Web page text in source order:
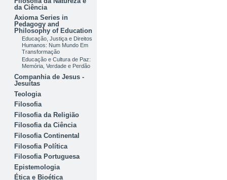
da Ciência
Axioma Series in
Pedagogy and
Philosophy of Education
Educação, Justiça e Direitos
Humanos: Num Mundo Em
Transformação
Educação e Cultura de Paz:
Memória, Verdade e Perdão
Companhia de Jesus -
Jesuítas
Teologia
Filosofia
Filosofia da Religião
Filosofia da Ciência
Filosofia Continental
Filosofia Política
Filosofia Portuguesa
Epistemologia
Ética e Bioética